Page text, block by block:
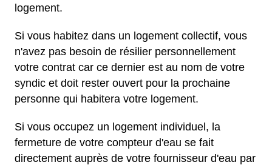
logement.
Si vous habitez dans un logement collectif, vous
n'avez pas besoin de résilier personnellement
votre contrat car ce dernier est au nom de votre
syndic et doit rester ouvert pour la prochaine
personne qui habitera votre logement.
Si vous occupez un logement individuel, la
fermeture de votre compteur d'eau se fait
directement auprès de votre fournisseur d'eau par